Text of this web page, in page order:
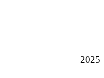
2025